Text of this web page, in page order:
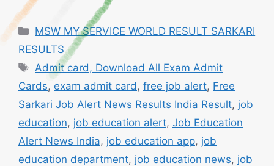
Categories
MSW MY SERVICE WORLD RESULT SARKARI
RESULTS
Tags
Admit card, Download All Exam Admit
Cards, exam admit card , free job alert, Free
Sarkari Job Alert News Results India Result, job
education, job education alert, Job Education
Alert News India, job education app, job
education department, job education news, job